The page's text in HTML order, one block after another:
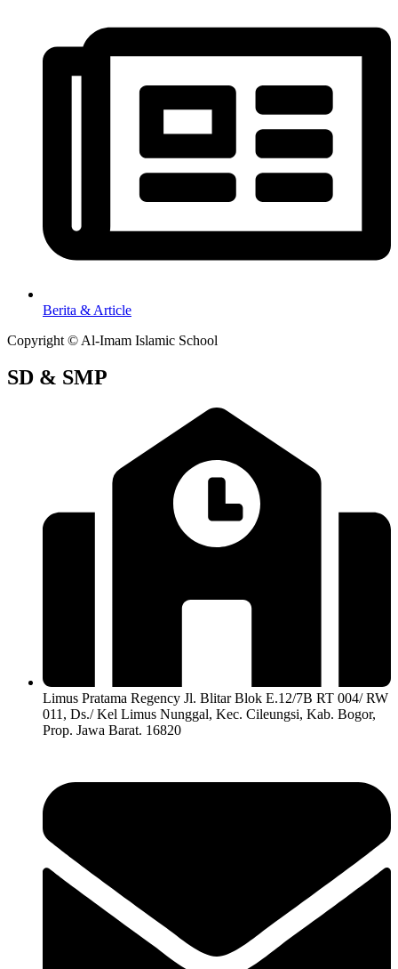
Berita & Article
Copyright © Al-Imam Islamic School
SD & SMP
Limus Pratama Regency Jl. Blitar Blok E.12/7B RT 004/ RW
011, Ds./ Kel Limus Nunggal, Kec. Cileungsi, Kab. Bogor,
Prop. Jawa Barat. 16820